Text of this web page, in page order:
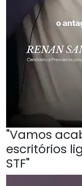
"Vamos
escritórios
STF"